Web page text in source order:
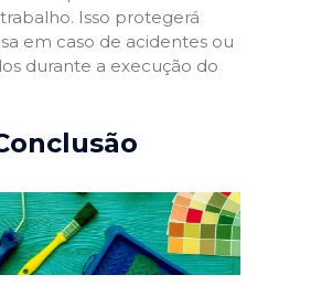
Isso protegerá
em caso de acidentes ou
durante a execução do